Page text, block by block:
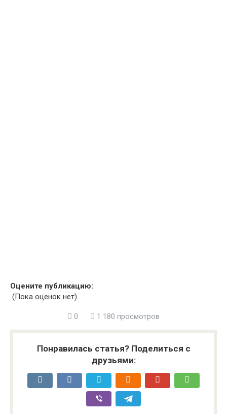
Оцените публикацию:
(Пока оценок нет)
0 1 180 просмотров
Понравилась статья? Поделиться с
друзьями: